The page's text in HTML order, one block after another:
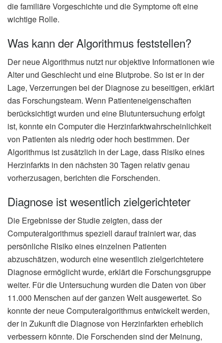
die familiäre Vorgeschichte und die Symptome oft eine
wichtige Rolle.
Was kann der Algorithmus feststellen?
Der neue Algorithmus nutzt nur objektive Informationen wie
Alter und Geschlecht und eine Blutprobe. So ist er in der
Lage, Verzerrungen bei der Diagnose zu beseitigen, erklärt
das Forschungsteam. Wenn Patienteneigenschaften
berücksichtigt wurden und eine Blutuntersuchung erfolgt
ist, konnte ein Computer die Herzinfarktwahrscheinlichkeit
von Patienten als niedrig oder hoch bestimmen. Der
Algorithmus ist zusätzlich in der Lage, dass Risiko eines
Herzinfarkts in den nächsten 30 Tagen relativ genau
vorherzusagen, berichten die Forschenden.
Diagnose ist wesentlich zielgerichteter
Die Ergebnisse der Studie zeigten, dass der
Computeralgorithmus speziell darauf trainiert war, das
persönliche Risiko eines einzelnen Patienten
abzuschätzen, wodurch eine wesentlich zielgerichtetere
Diagnose ermöglicht wurde, erklärt die Forschungsgruppe
weiter. Für die Untersuchung wurden die Daten von über
11.000 Menschen auf der ganzen Welt ausgewertet. So
konnte der neue Computeralgorithmus entwickelt werden,
der in Zukunft die Diagnose von Herzinfarkten erheblich
verbessern könnte. Die Forschenden sind der Meinung,